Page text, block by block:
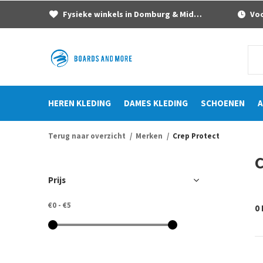
HEREN KLEDING DAMES KLEDING SCHOENEN
Fysieke winkels in Domburg & Middelburg
Terug naar overzicht Merken Crep Protect
0
Prijs
€0 - €5